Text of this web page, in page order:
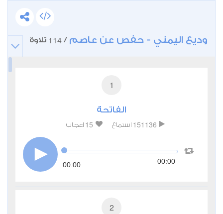
وديع اليمني - حفص عن عاصم /
114 تلاوة
1
الفاتحة
151136 استماع 15 اعجاب
00:00 00:00
2